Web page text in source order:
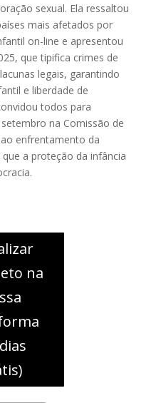
sexual. Ela ressaltou
mais afetados por
on-line e apresentou
que tipifica crimes de
legais, garantindo
e liberdade de
todos para
na Comissão de
enfrentamento da
a proteção da infância
na